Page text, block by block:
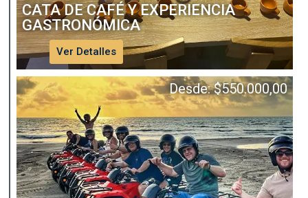
CATA DE CAFÉ Y EXPERIENCIA
GASTRONÓMICA
Ver Detalles
Desde:$550.000,00